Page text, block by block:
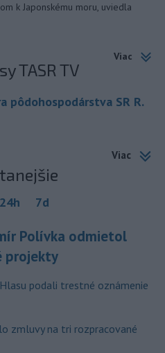
k Japonskému moru, uviedla
Viac
TASR TV
pôdohospodárstva SR R.
Viac
24h 7d
Polívka odmietol
projekty
podali trestné oznámenie
zmluvy na tri rozpracované